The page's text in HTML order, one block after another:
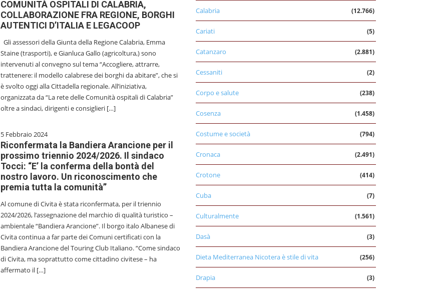
COMUNITÀ OSPITALI DI CALABRIA,
COLLABORAZIONE FRA REGIONE, BORGHI
AUTENTICI D’ITALIA E LEGACOOP
Gli assessori della Giunta della Regione Calabria, Emma
Staine (trasporti), e Gianluca Gallo (agricoltura,) sono
intervenuti al convegno sul tema “Accogliere, attrarre,
trattenere: il modello calabrese dei borghi da abitare”, che si
è svolto oggi alla Cittadella regionale. All’iniziativa,
organizzata da “La rete delle Comunità ospitali di Calabria”
oltre a sindaci, dirigenti e consiglieri […]
5 Febbraio 2024
Riconfermata la Bandiera Arancione per il
prossimo triennio 2024/2026. Il sindaco
Tocci: “E’ la conferma della bontà del
nostro lavoro. Un riconoscimento che
premia tutta la comunità”
Al comune di Civita è stata riconfermata, per il triennio
2024/2026, l’assegnazione del marchio di qualità turistico –
ambientale “Bandiera Arancione”. Il borgo italo Albanese di
Civita continua a far parte dei Comuni certificati con la
Bandiera Arancione del Touring Club Italiano. “Come sindaco
di Civita, ma soprattutto come cittadino civitese – ha
affermato il […]
Calabria (12.766)
Cariati (5)
Catanzaro (2.881)
Cessaniti (2)
Corpo e salute (238)
Cosenza (1.458)
Costume e società (794)
Cronaca (2.491)
Crotone (414)
Cuba (7)
Culturalmente (1.561)
Dasà (3)
Dieta Mediterranea Nicotera è stile di vita (256)
Drapia (3)